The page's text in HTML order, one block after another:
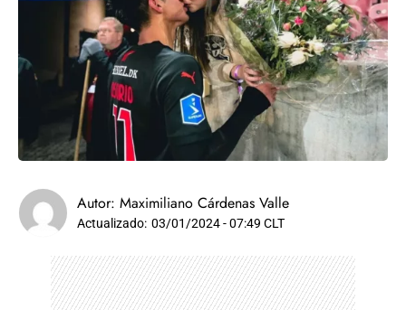
Autor: Maximiliano Cárdenas Valle
Actualizado: 03/01/2024 - 07:49 CLT